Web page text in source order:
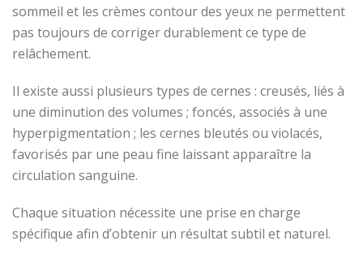
sommeil et les crèmes contour des yeux ne permettent
pas toujours de corriger durablement ce type de
relâchement.
Il existe aussi plusieurs types de cernes : creusés, liés à
une diminution des volumes ; foncés, associés à une
hyperpigmentation ; les cernes bleutés ou violacés,
favorisés par une peau fine laissant apparaître la
circulation sanguine.
Chaque situation nécessite une prise en charge
spécifique afin d’obtenir un résultat subtil et naturel.